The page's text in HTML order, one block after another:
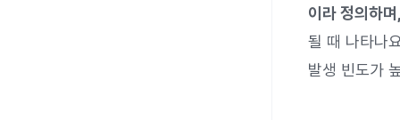
이라 정의하
될 때 나타나
발생 빈도가